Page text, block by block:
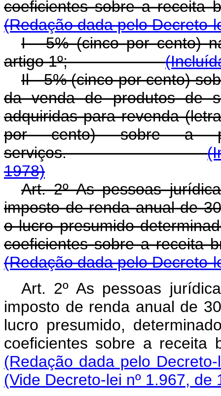
coeficientes sobre a
(Redação dada pelo Decreto-
I - 5% (cinco por cento)
artigo 1º;
Il - 5% (cinco por cento)
da venda de produtos de
adquiridas para revenda
por cento) sobre a
serviços.
1978)
Art. 2º As pessoas
imposto de renda anual de
o lucro presumido
coeficientes sobre a
(Redação dada pelo Decreto-
Art. 2º As pessoas
imposto de renda anual de
lucro presumido,
coeficientes sobre a
(Redação dada pelo
(Vide Decreto-lei nº 1.967, de